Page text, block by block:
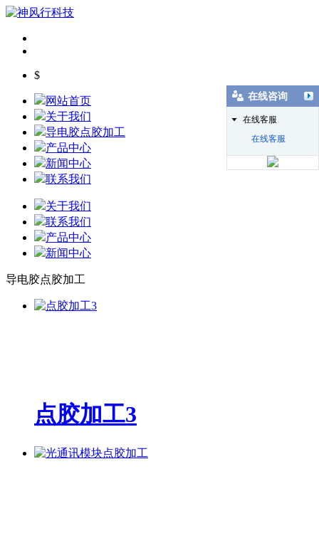
$
网站首页
关于我们
导电胶点胶加工
产品中心
新闻中心
联系我们
关于我们
联系我们
产品中心
新闻中心
导电胶点胶加工
点胶加工3
在线咨询
在线客服
在线客服